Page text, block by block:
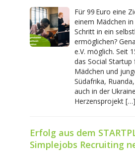
Für 99 Euro eine
einem Mädchen
Schritt in ein
ermöglichen?
e.V. möglich. Seit
das Social
Mädchen und
Südafrika,
auch in der
Herzensprojekt […]
Erfolg aus dem
Simplejobs Recruiting